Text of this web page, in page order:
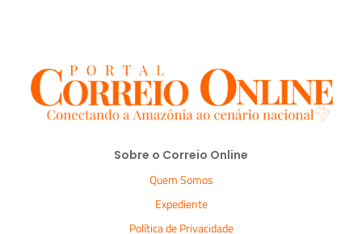
Sobre o Correio Online
Quem Somos
Expediente
Política de Privacidade